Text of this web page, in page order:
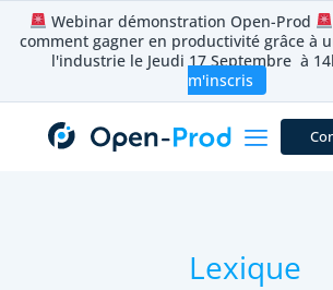
Webinar démonstration Open-Prod
comment gagner en productivité grâce à
l'industrie le Jeudi 17 Septembre à
m'inscris
Aller
contenu
Lexique